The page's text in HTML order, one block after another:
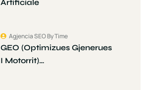
Artificiale
GEO (Optimizues Gjenerues
I Motorrit)…
Agjencia SEO By Time